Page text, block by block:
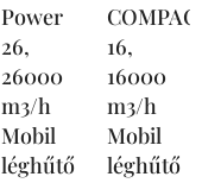
Power
26,
26000
m3/h
Mobil
léghűtő
16,
16000
m3/h
Mobil
léghűtő